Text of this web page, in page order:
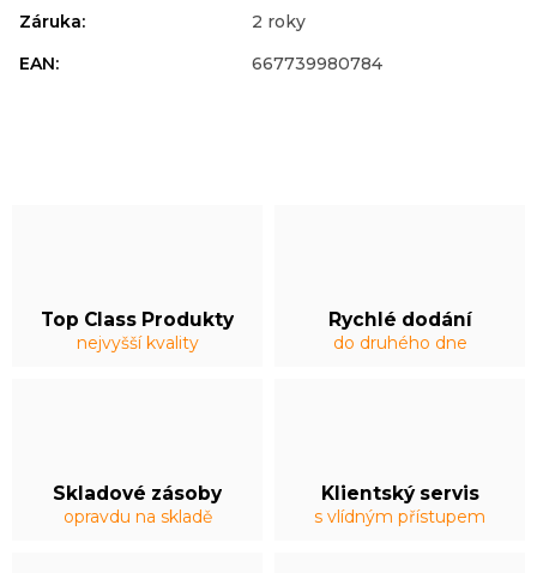
Top Class Produkty
nejvyšší kvality
Rychlé dodání
do druhého dne
Skladové zásoby
opravdu na skladě
Klientský servis
s vlídným přístupem
Záruka:
2 roky
EAN: 667739980784